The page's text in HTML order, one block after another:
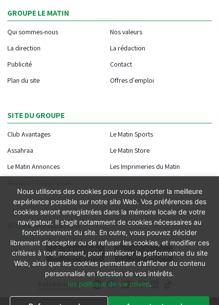
Suivez-nous
GROUPE LE MATIN
Qui sommes-nous
Nos valeurs
La direction
La rédaction
Publicité
Contact
Plan du site
Offres d'emploi
SITE DU GROUPE
Club Avantages
Le Matin Sports
Assahraa
Le Matin Store
Le Matin Annonces
Les Imprimeries du Matin
NOTRE APPLICATION
Nous utilisons des cookies pour vous apporter la meilleure
expérience possible sur notre site Web. Vos préférences des
cookies seront enregistrées dans la mémoire locale de votre
navigateur. Il s’agit notamment de cookies nécessaires au
fonctionnement du site. En outre, vous pouvez décider
librement d’accepter ou de refuser les cookies, et modifier ces
critères à tout moment, pour améliorer la performance du site
Web, ainsi que les cookies permettant d’afficher du contenu
personnalisé en fonction de vos intérêts.
les politique de vie privee.